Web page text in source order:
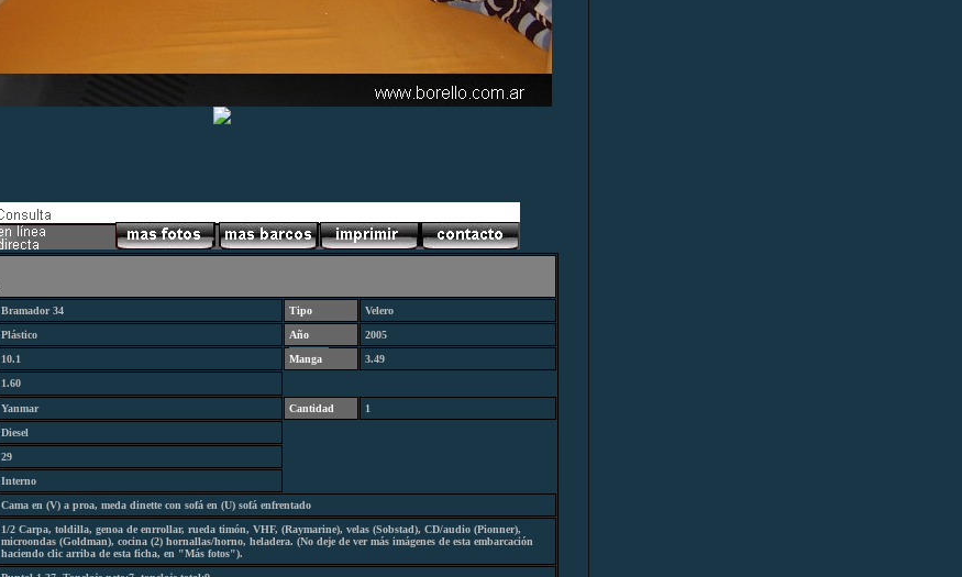
Bramador 34 Tipo
Velero
Plástico Año
2005
10.1 Manga
3.49
1.60
Yanmar Cantidad
1
Diesel
29
Interno
Cama en (V) a proa, meda dinette con sofá en (U) sofá enfrentado
1/2 Carpa, toldilla, genoa de enrrollar, rueda timón, VHF, (Raymarine), velas (Sobstad), CD/audio (Pionner),
microondas (Goldman), cocina (2) hornallas/horno, heladera. (No deje de ver más imágenes de esta embarcación
haciendo clic arriba de esta ficha, en "Más fotos").